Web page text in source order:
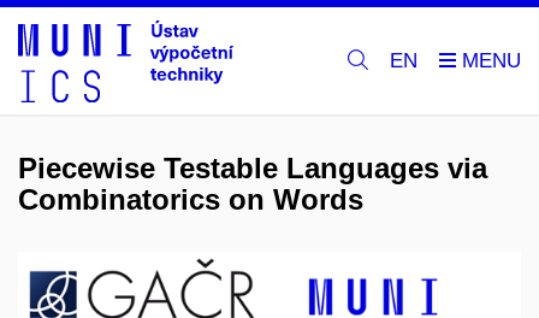
EN
Piecewise Testable Languages via
Combinatorics on Words